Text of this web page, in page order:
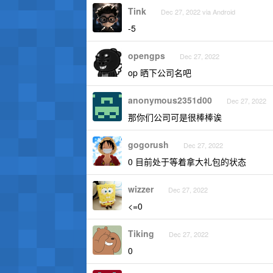
Tink Dec 27, 2022 via Android
-5
opengps Dec 27, 2022
op 晒下公司名吧
anonymous2351d00 Dec 27, 2022
那你们公司可是很棒棒诶
gogorush Dec 27, 2022
0 目前处于等着拿大礼包的状态
wizzer Dec 27, 2022
<=0
Tiking Dec 27, 2022
0